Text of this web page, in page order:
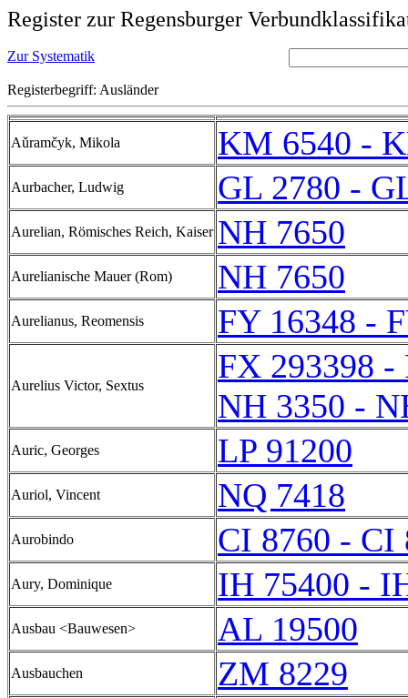
Register zur Regensburger
Zur Systematik
Registerbegriff: Ausländer
Aǔramčyk, Mikola KM 6540 -
Aurbacher, Ludwig GL 2780 -
Aurelian, Römisches Reich, Kaiser NH 7650
Aurelianische Mauer (Rom) NH 7650
Aurelianus, Reomensis FY 16348 -
Aurelius Victor, Sextus
FX 293398 -
NH 3350 -
Auric, Georges LP 91200
Auriol, Vincent NQ 7418
Aurobindo CI 8760 - CI
Aury, Dominique IH 75400 -
Ausbau <Bauwesen> AL 19500
Ausbauchen ZM 8229